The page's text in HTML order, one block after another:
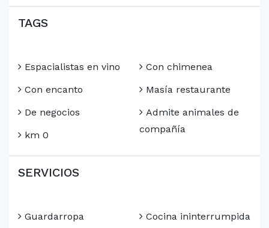
TAGS
Espacialistas en vino
Con encanto
De negocios
km 0
Con chimenea
Masía restaurante
Admite animales de
compañía
SERVICIOS
Guardarropa
Cocina ininterrumpida